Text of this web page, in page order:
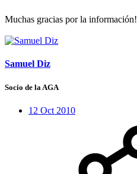
Muchas gracias por la información!
Samuel Diz
Socio de la AGA
12 Oct 2010